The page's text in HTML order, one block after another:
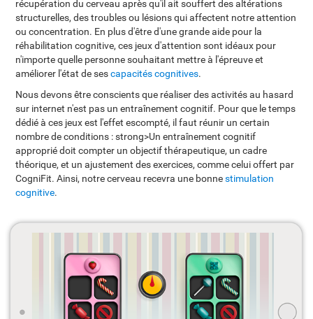
récupération du cerveau après qu'il ait souffert des altérations
structurelles, des troubles ou lésions qui affectent notre attention
ou concentration. En plus d'être d'une grande aide pour la
réhabilitation cognitive, ces jeux d'attention sont idéaux pour
n'importe quelle personne souhaitant mettre à l'épreuve et
améliorer l'état de sescapacités cognitives.
Nous devons être conscients que réaliser des activités au hasard
sur internet n'est pas un entraînement cognitif. Pour que le temps
dédié à ces jeux est l'effet escompté, il faut réunir un certain
nombre de conditions : strong>Un entraînement cognitif
approprié doit compter un objectif thérapeutique, un cadre
théorique, et un ajustement des exercices, comme celui offert par
CogniFit. Ainsi, notre cerveau recevra une bonnestimulation
cognitive.